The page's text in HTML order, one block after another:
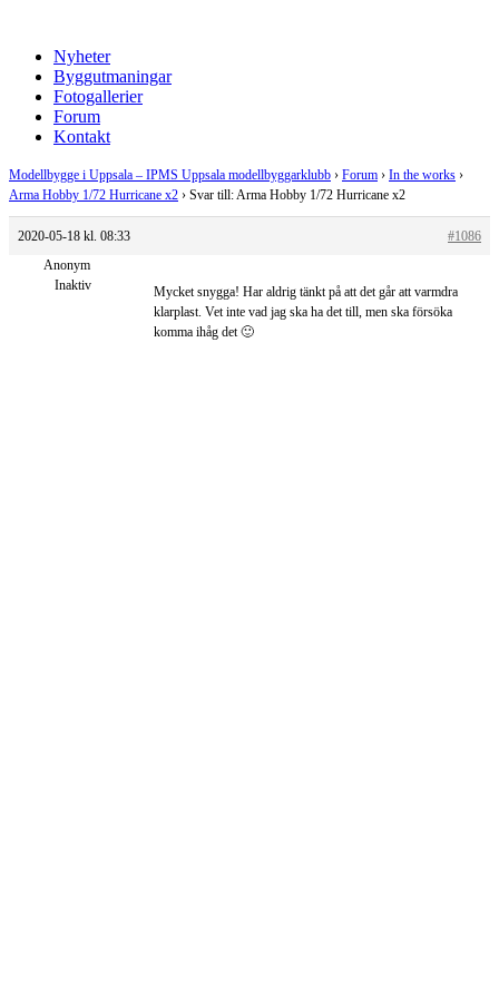
Nyheter
Byggutmaningar
Fotogallerier
Forum
Kontakt
Modellbygge i Uppsala – IPMS Uppsala modellbyggarklubb › Forum › In the works ›
Arma Hobby 1/72 Hurricane x2 › Svar till: Arma Hobby 1/72 Hurricane x2
2020-05-18 kl. 08:33
#1086
Anonym
Inaktiv
Mycket snygga! Har aldrig tänkt på att det går att varmdra
klarplast. Vet inte vad jag ska ha det till, men ska försöka
komma ihåg det 🙂